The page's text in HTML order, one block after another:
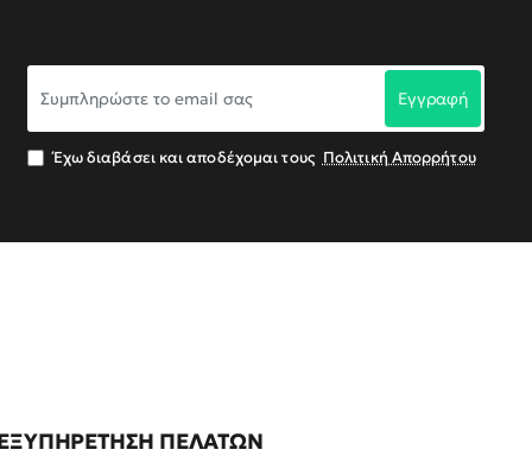
το
σας
Εγγραφή
Έχω διαβάσει και αποδέχομαι τους Πολιτική Απορρήτου
ΠΕΛΑΤΩΝ